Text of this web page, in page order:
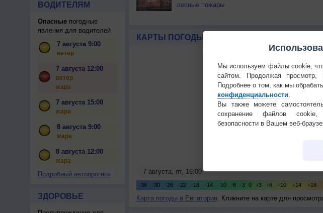
ВОДИТЕЛЯМ
Опасныепогодные
явления для водителей
7 августа 9:00
ветер
7 августа 12:00
ветер
жара
7 августа 15:00
жара
8 августа 9:00
жара
8 августа 12:00
жара
Подробный автопрогноз
ЗДОРОВЬЕ
лесные пожары
КАРТЫ ПОГОДЫ
Карта погоды в Евпатории. Кликните на карте для
Мы используем файлы cookie,
сайтом. Продолжая просмотр,
Подробнее о том, как мы
конфиденциальности
Вы также можете
сохранение файлов cookie,
безопасности в Вашем веб-